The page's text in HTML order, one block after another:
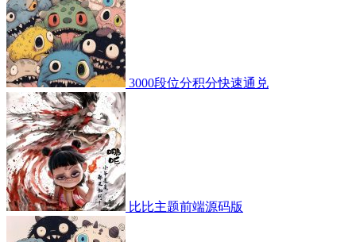
3000段位分积分快速通兑
比比主题前端源码版